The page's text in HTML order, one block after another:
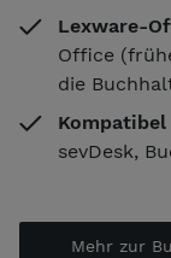
Lexware-
Office
die
sevDesk,
Mehr zur